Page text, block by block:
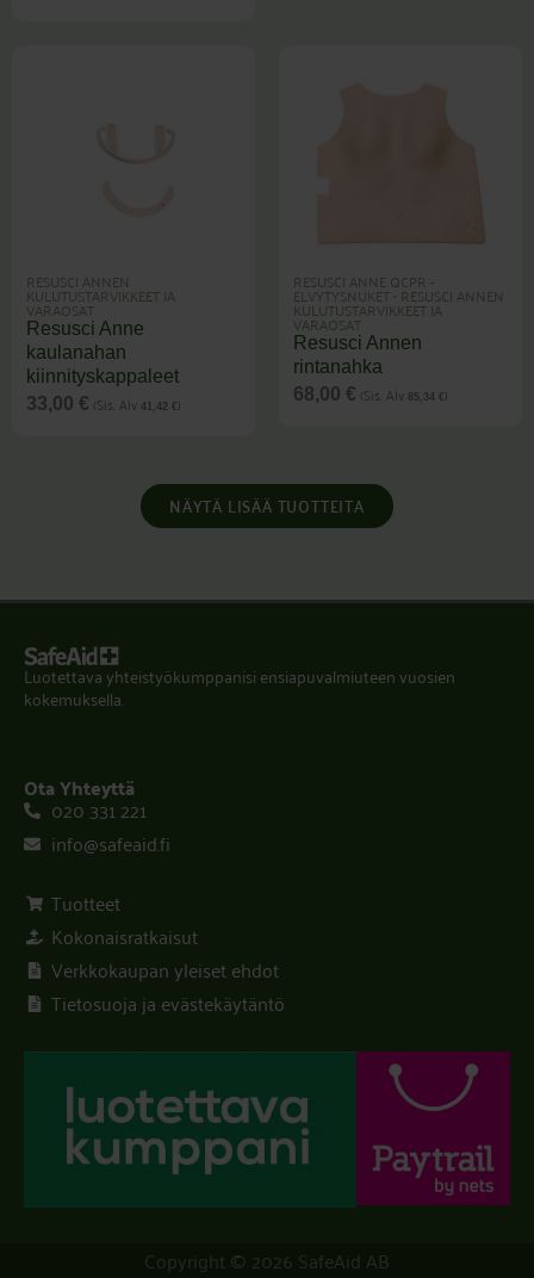
RESUSCI ANNEN
KULUTUSTARVIKKEET JA
VARAOSAT
Resusci Anne
kaulanahan
kiinnityskappaleet
33,00 € (Sis. Alv 41,42 € )
RESUSCI ANNE QCPR -
ELVYTYSNUKET• RESUSCI ANNEN
KULUTUSTARVIKKEET JA
VARAOSAT
Resusci Annen
rintanahka
68,00 € (Sis. Alv 85,34 € )
NÄYTÄ LISÄÄ TUOTTEITA
Luotettava yhteistyökumppanisi ensiapuvalmiuteen vuosien
kokemuksella.
Ota Yhteyttä
020 331 221
info@safeaid.fi
Tuotteet
Kokonaisratkaisut
Verkkokaupan yleiset ehdot
Tietosuoja ja evästekäytäntö
Copyright © 2026 SafeAid AB